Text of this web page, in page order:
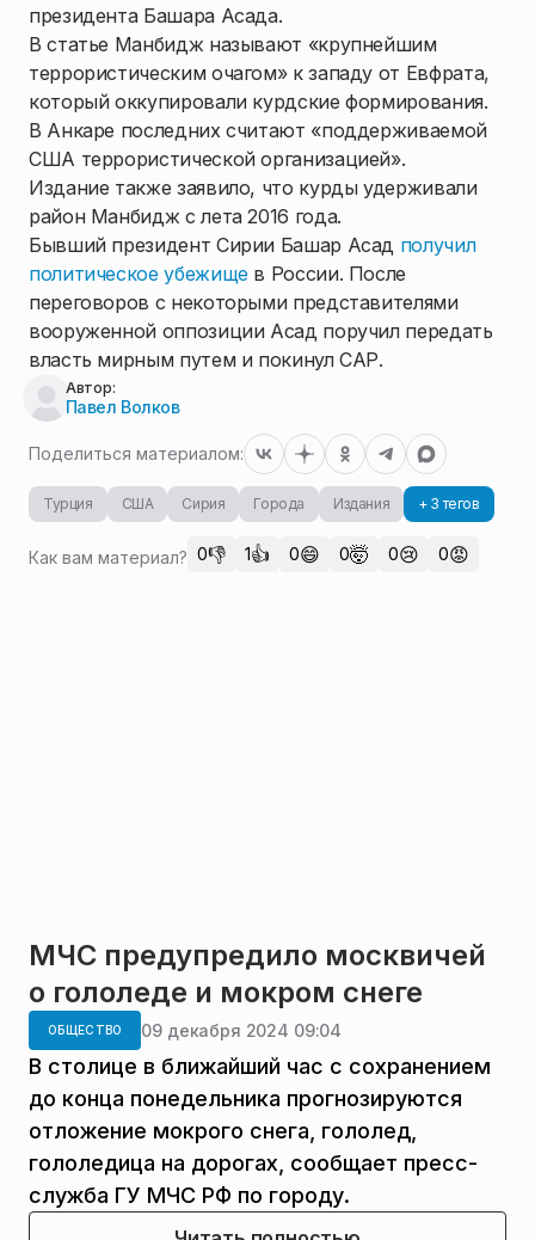
президента Башара Асада.
В статье Манбидж называют «крупнейшим
террористическим очагом» к западу от Евфрата,
который оккупировали курдские формирования.
В Анкаре последних считают «поддерживаемой
США террористической организацией».
Издание также заявило, что курды удерживали
район Манбидж с лета 2016 года.
Бывший президент Сирии Башар Асад получил
политическое убежищев России. После
переговоров с некоторыми представителями
вооруженной оппозиции Асад поручил передать
власть мирным путем и покинул САР.
Автор:
Павел Волков
Поделиться материалом:
Турция США Сирия Города Издания + 3 тегов
Как вам материал? 0👎 1👍 0😄 0🤯 0😢 0😡
МЧС предупредило москвичей
о гололеде и мокром снеге
ОБЩЕСТВО 09 декабря 2024 09:04
В столице в ближайший час с сохранением
до конца понедельника прогнозируются
отложение мокрого снега, гололед,
гололедица на дорогах, сообщает пресс-
служба ГУ МЧС РФ по городу.